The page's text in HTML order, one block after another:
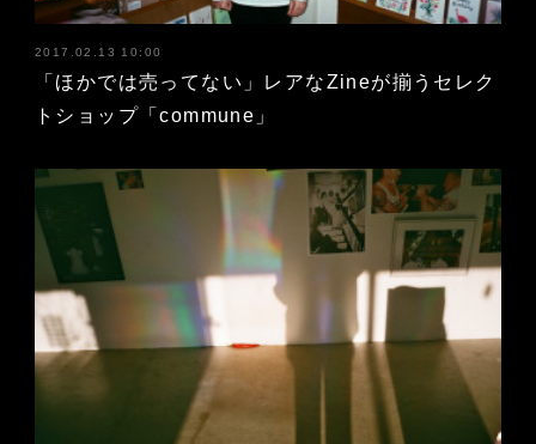
2017.02.13 10:00
「ほかでは売ってない」レアなZineが揃うセレク
トショップ「commune」